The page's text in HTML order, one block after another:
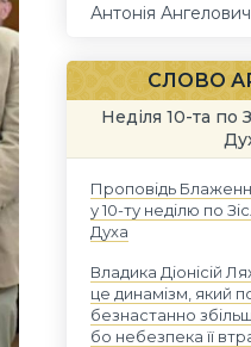
Антонія
СЛОВО
Неділя 10-та по
Проповідь
у 10-ту неділю по
Духа
Владика Діонісій
це динамізм, який
безнастанно
бо небезпека її